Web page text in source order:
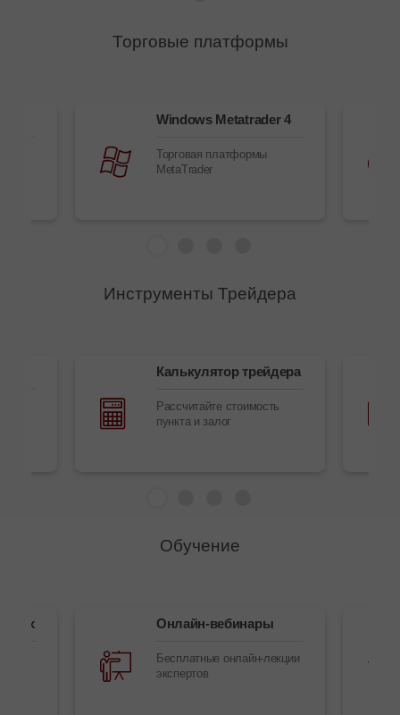
Торговые платформы
Windows Metatrader 4
Торговая платформы
MetaTrader
Инструменты Трейдера
Калькулятор трейдера
Рассчитайте стоимость
пункта и залог
Обучение
Онлайн-вебинары
Бесплатные онлайн-лекции
экспертов